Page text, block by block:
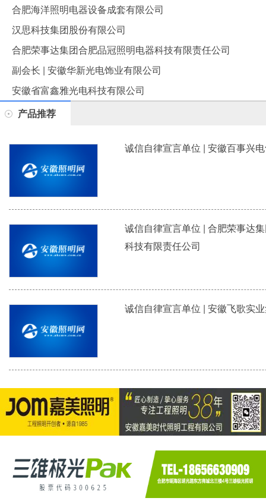
合肥海洋照明电器设备成套有限公司
汉思科技集团股份有限公司
合肥荣事达集团合肥品冠照明电器科技有限责任公司
副会长 | 安徽华新光电饰业有限公司
安徽省富鑫雅光电科技有限公司
产品推荐
诚信自律宣言单位 | 安徽百事兴
诚信自律宣言单位 | 合肥荣事达
科技有限责任公司
诚信自律宣言单位 | 安徽飞歌实